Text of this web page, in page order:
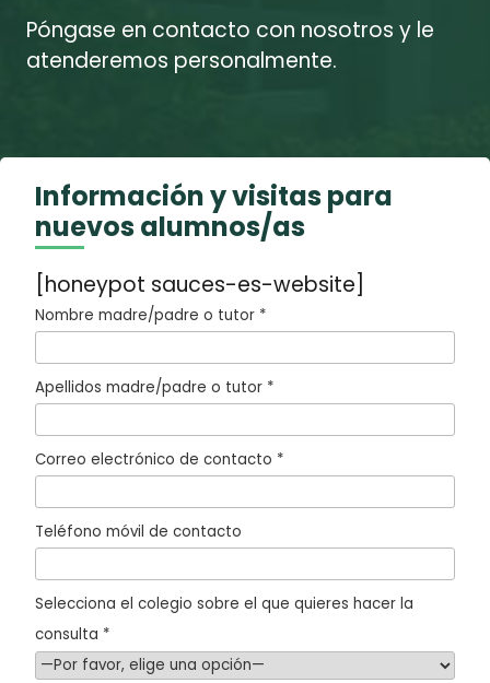
Póngase en contacto con nosotros y le
atenderemos personalmente.
Información y visitas para
nuevos alumnos/as
[honeypot sauces-es-website]
Nombre madre/padre o tutor *
Apellidos madre/padre o tutor *
Correo electrónico de contacto *
Teléfono móvil de contacto
Selecciona el colegio sobre el que quieres hacer la
consulta *